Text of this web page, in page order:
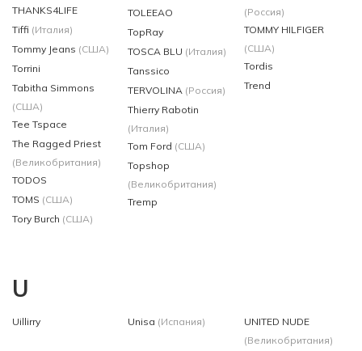
THANKS4LIFE
Tiffi (Италия)
Tommy Jeans (США)
Torrini
Tabitha Simmons
(США)
Tee Tspace
The Ragged Priest
(Великобритания)
TODOS
TOMS (США)
Tory Burch (США)
TOLEEAO
TopRay
TOSCA BLU (Италия)
Tanssico
TERVOLINA (Россия)
Thierry Rabotin
(Италия)
Tom Ford (США)
Topshop
(Великобритания)
Tremp
(Россия)
TOMMY HILFIGER
(США)
Tordis
Trend
U
Uillirry Unisa (Испания)
UNITED NUDE
(Великобритания)